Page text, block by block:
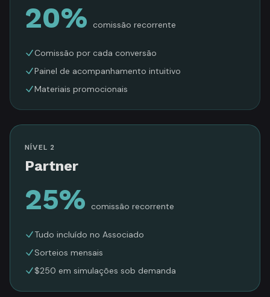
20% comissão recorrente
Comissão por cada conversão
Painel de acompanhamento intuitivo
Materiais promocionais
NÍVEL 2
Partner
25% comissão recorrente
Tudo incluído no Associado
Sorteios mensais
$250 em simulações sob demanda